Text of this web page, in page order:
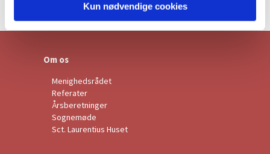
Kun nødvendige cookies
Om os
Menighedsrådet
Referater
Årsberetninger
Sognemøde
Sct. Laurentius Huset